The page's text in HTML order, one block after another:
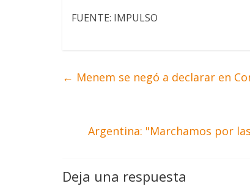
FUENTE: IMPULSO
← Menem se negó a declarar en
Argentina: "Marchamos por
Deja una respuesta